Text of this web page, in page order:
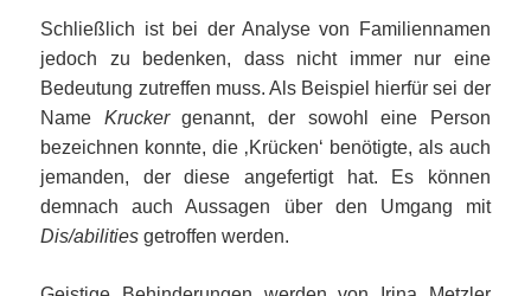
Schließlich ist bei der Analyse von Familiennamen
jedoch zu bedenken, dass nicht immer nur eine
Bedeutung zutreffen muss. Als Beispiel hierfür sei der
Name Kruckergenannt, der sowohl eine Person
bezeichnen konnte, die ‚Krücken‘ benötigte, als auch
jemanden, der diese angefertigt hat. Es können
demnach auch Aussagen über den Umgang mit
Dis/abilities getroffen werden.